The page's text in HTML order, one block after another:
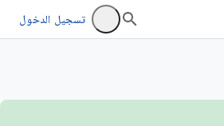
تسجيل الدخول